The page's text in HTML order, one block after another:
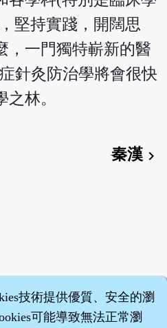
堅持實踐，開闊思
，一門獨特嶄新的醫
針灸防治學將會很快
林。
秦漢chevron_right
技術提供優質、安全的瀏
可能導致無法正常瀏